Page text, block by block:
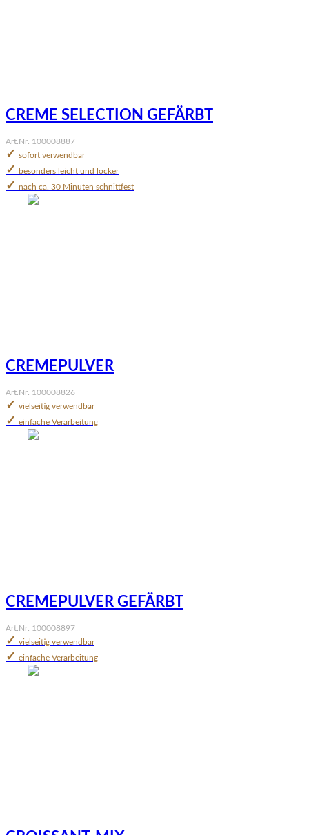
CREME SELECTION GEFÄRBT
Art.Nr. 100008887
✓ sofort verwendbar
✓ besonders leicht und locker
✓ nach ca. 30 Minuten schnittfest
CREMEPULVER
Art.Nr. 100008826
✓ vielseitig verwendbar
✓ einfache Verarbeitung
CREMEPULVER GEFÄRBT
Art.Nr. 100008897
✓ vielseitig verwendbar
✓ einfache Verarbeitung